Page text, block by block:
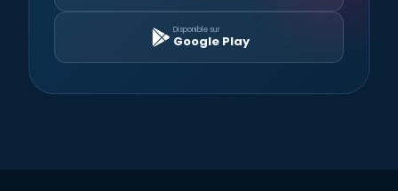
Disponible sur
Google Play